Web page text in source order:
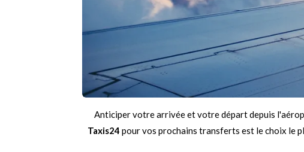
Anticiper votre arrivée et votre départ depuis
Taxis24 pour vos prochains transferts est le choix le